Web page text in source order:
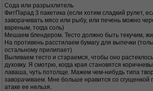
Сода или разрыхлитель
ФитПарад 3 пакетика (если хотим сладкий рулет,
заворачивать мясо или рыбу, или печень можно
вареным, тогда соль)
Мешаем блендером. Тесто должно быть текучим,
На противень расстилаем бумагу для выпечки
остальному прилипает)
Выливаем тесто и стараемся, чтобы оно
духовку. Я смотрю, когда края становятся
лаваша, чуть потолще. Мажем чем-нибудь типа
заворачиваем. Мне больше нравится со сгущенкой
атаке ее нельзя.